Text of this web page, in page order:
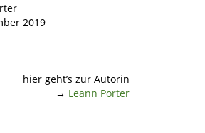
2019
hier geht’s zur Autorin
→ Leann Porter